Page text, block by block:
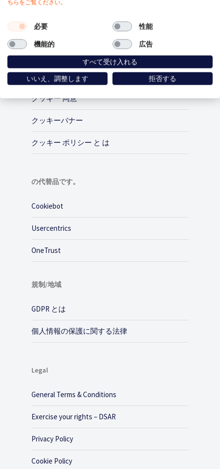
Cookie 同意
クッキー 同意
クッキーバナー
クッキー ポリシー と は
の代替品です。
Cookiebot
Usercentrics
OneTrust
規制/地域
GDPR とは
個人情報の保護に関する法律
Legal
General Terms & Conditions
Exercise your rights – DSAR
Privacy Policy
Cookie Policy
ちらをご覧ください。
必要
性能
機能的
広告
すべて受け入れる
いいえ、調整します
拒否する